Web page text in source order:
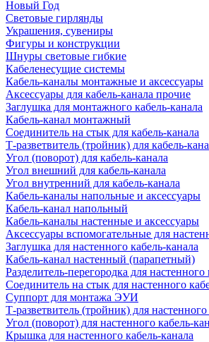
Новый Год
Световые гирлянды
Украшения, сувениры
Фигуры и конструкции
Шнуры световые гибкие
Кабеленесущие системы
Кабель-каналы монтажные и аксессуары
Аксессуары для кабель-канала прочие
Заглушка для монтажного кабель-канала
Кабель-канал монтажный
Соединитель на стык для кабель-канала
Т-разветвитель (тройник) для кабель-
Угол (поворот) для кабель-канала
Угол внешний для кабель-канала
Угол внутренний для кабель-канала
Кабель-каналы напольные и аксессуары
Кабель-канал напольный
Кабель-каналы настенные и аксессуары
Аксессуары вспомогательные для
Заглушка для настенного кабель-канала
Кабель-канал настенный (парапетный)
Разделитель-перегородка для настенного
Соединитель на стык для настенного
Суппорт для монтажа ЭУИ
Т-разветвитель (тройник) для настенного
Угол (поворот) для настенного кабель-
Крышка для настенного кабель-канала